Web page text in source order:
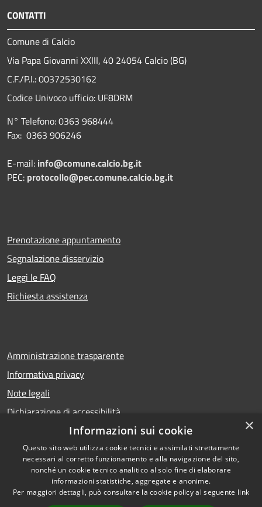
CONTATTI
Comune di Calcio
Via Papa Giovanni XXIII, 40 24054 Calcio (BG)
C.F./P.I.: 00372530162
Codice Univoco ufficio: UF8DRM
N° Telefono: 0363 968444
Fax: 0363 906246
E-mail: info@comune.calcio.bg.it
PEC: protocollo@pec.comune.calcio.bg.it
Prenotazione appuntamento
Segnalazione disservizio
Leggi le FAQ
Richiesta assistenza
Amministrazione trasparente
Informativa privacy
Note legali
Dichiarazione di accessibilità
RSS
Accessibilità
Privacy
Copyright © 2026 • Comune di
Calcio • Powered by
Municipium•Accesso
×
Informazioni sui cookie
Questo sito web utilizza cookie tecnici e assimilati strettamente
necessari al corretto funzionamento e alla navigazione del sito,
nonché un cookie tecnico analitico al solo fine di elaborare
informazioni statistiche, aggregate e anonime.
Per maggiori dettagli, può consultare la cookie policy al seguente link